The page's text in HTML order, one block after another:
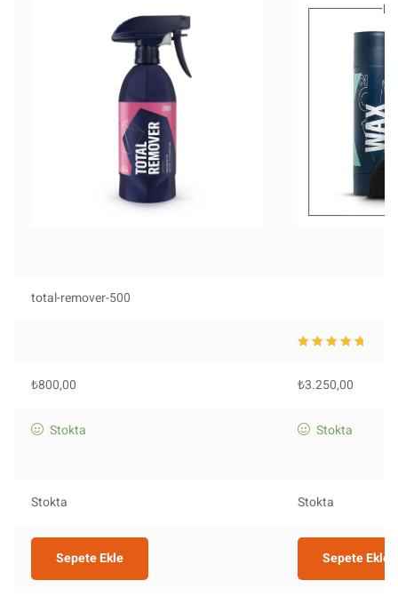
total-remover-500
₺800,00 ₺3.250,00
Stokta Stokta
Stokta Stokta
Sepete Ekle Sepete Ekle